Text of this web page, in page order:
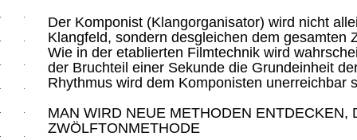
Der Komponist (Klangorganisator) wird nicht
Klangfeld, sondern desgleichen dem gesamten
Wie in der etablierten Filmtechnik wird
der Bruchteil einer Sekunde die Grundeinheit
Rhythmus wird dem Komponisten unerreichbar
MAN WIRD NEUE METHODEN ENTDECKEN,
ZWÖLFTONMETHODE